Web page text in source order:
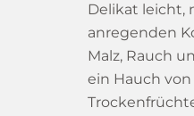
Delikat leicht,
anregenden
Malz, Rauch
ein Hauch von